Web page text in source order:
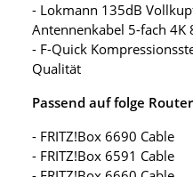
- Lokmann 135dB
Antennenkabel 5-fach 4K
- F-Quick
Qualität
Passend auf folge
- FRITZ!Box 6690 Cable
- FRITZ!Box 6591 Cable